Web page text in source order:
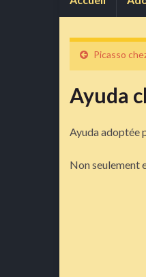
Picasso
Ayuda
Ayuda adoptée
Non seulement